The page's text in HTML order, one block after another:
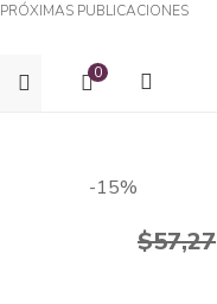
PRÓXIMAS PUBLICACIONES
0
-15%
$57,27